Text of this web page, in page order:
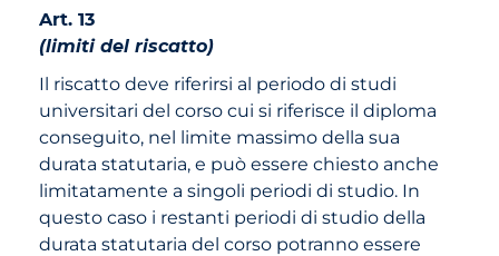
Art. 13
(limiti del riscatto)
Il riscatto deve riferirsi al periodo di studi
universitari del corso cui si riferisce il diploma
conseguito, nel limite massimo della sua
durata statutaria, e può essere chiesto anche
limitatamente a singoli periodi di studio. In
questo caso i restanti periodi di studio della
durata statutaria del corso potranno essere